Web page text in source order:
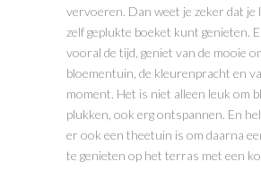
vervoeren. Dan weet je zeker dat je
zelf geplukte boeket kunt genieten.
vooral de tijd, geniet van de mooie
bloementuin, de kleurenpracht en
moment. Het is niet alleen leuk om
plukken, ook erg ontspannen. En
er ook een theetuin is om daarna
te genieten op het terras met een